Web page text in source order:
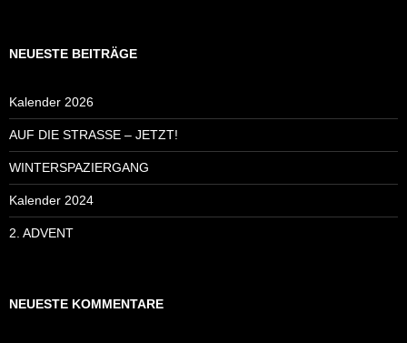
NEUESTE BEITRÄGE
Kalender 2026
AUF DIE STRASSE – JETZT!
WINTERSPAZIERGANG
Kalender 2024
2. ADVENT
NEUESTE KOMMENTARE